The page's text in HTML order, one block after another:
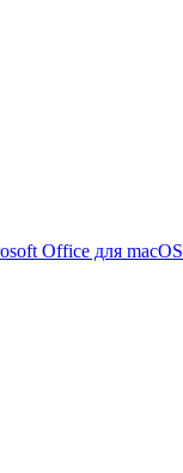
Office для macOS